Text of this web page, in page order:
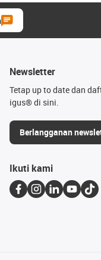
Newsletter
Tetap up to date dan
igus® di sini.
Berlangganan
Ikuti kami